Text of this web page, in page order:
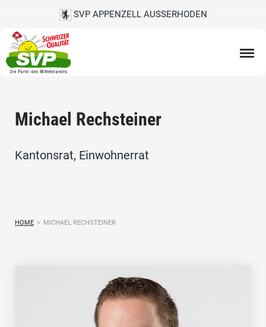
SVP APPENZELL AUSSERHODEN
Michael Rechsteiner
Kantonsrat, Einwohnerrat
HOME > MICHAEL RECHSTEINER